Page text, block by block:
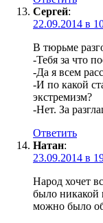
Сергей:
22.09.2014 в
В тюрьме
-Тебя за что
-Да я всем
-И по какой
экстремизм?
-Нет. За
Ответить
Натан:
23.09.2014 в
Народ хочет
было никакой
можно было